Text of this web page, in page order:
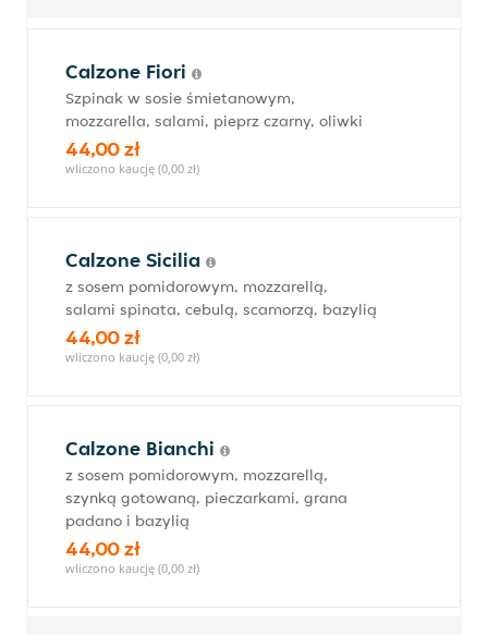
Calzone Fiori
Szpinak w sosie śmietanowym,
mozzarella, salami, pieprz czarny, oliwki
44,00 zł
wliczono kaucję (0,00 zł)
Calzone Sicilia
z sosem pomidorowym, mozzarellą,
salami spinata, cebulą, scamorzą, bazylią
44,00 zł
wliczono kaucję (0,00 zł)
Calzone Bianchi
z sosem pomidorowym, mozzarellą,
szynką gotowaną, pieczarkami, grana
padano i bazylią
44,00 zł
wliczono kaucję (0,00 zł)